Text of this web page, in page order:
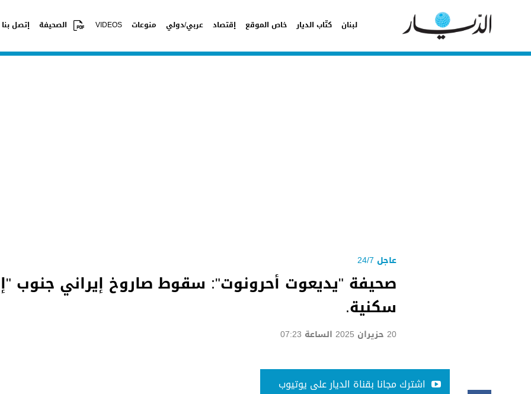
لبنان كتّاب الديار خاص الموقع إقتصاد عربي/دولي منوعات VIDEOS الصحيفة إتصل بنا
عاجل 24/7
صحيفة "يديعوت أحرونوت": سقوط صاروخ إيراني جنوب
سكنية.
20 حزيران 2025 الساعة 07:23
اشترك مجانا بقناة الديار على يوتيوب